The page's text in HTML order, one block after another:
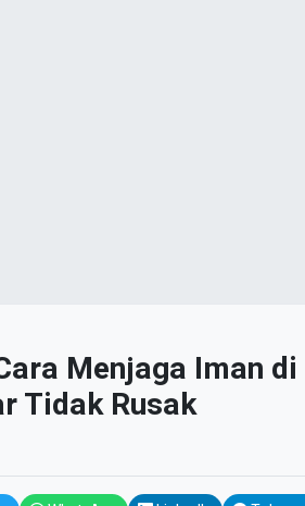
Menjaga Iman di
Tidak Rusak